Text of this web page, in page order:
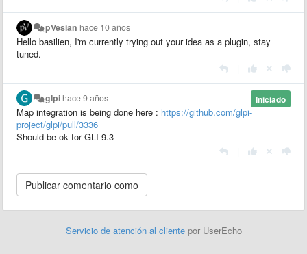
pVesian hace 10 años
Hello basilien, I'm currently trying out your idea as a plugin, stay
tuned.
Iniciado
glpi hace 9 años
Map integration is being done here : https://github.com/glpi-
project/glpi/pull/3336
Should be ok for GLI 9.3
Servicio de atención al cliente por UserEcho